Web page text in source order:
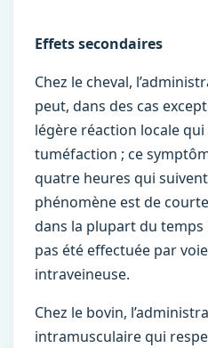
Effets secondaires
Chez le cheval,
peut, dans des cas
légère réaction locale
tuméfaction ; ce
quatre heures qui suivent
phénomène est de
dans la plupart du temps
pas été effectuée par
intraveineuse.
Chez le bovin,
intramusculaire qui